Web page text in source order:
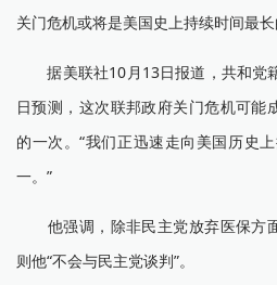
关门危机或将是美国史上持续时间最长
据美联社10月13日报道，共和党
日预测，这次联邦政府关门危机可能
的一次。“我们正迅速走向美国历史上
一。”
他强调，除非民主党放弃医保方
则他“不会与民主党谈判”。